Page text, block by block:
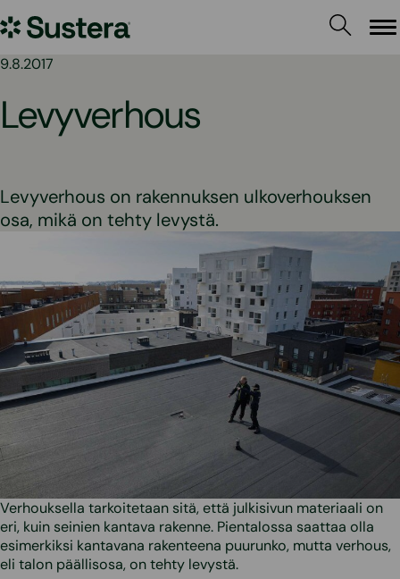
sisältöön
Sustera
9.8.2017
Levyverhous
Levyverhous on rakennuksen ulkoverhouksen
osa, mikä on tehty levystä.
Verhouksella tarkoitetaan sitä, että julkisivun materiaali on
eri, kuin seinien kantava rakenne. Pientalossa saattaa olla
esimerkiksi kantavana rakenteena puurunko, mutta verhous,
eli talon päällisosa, on tehty levystä.